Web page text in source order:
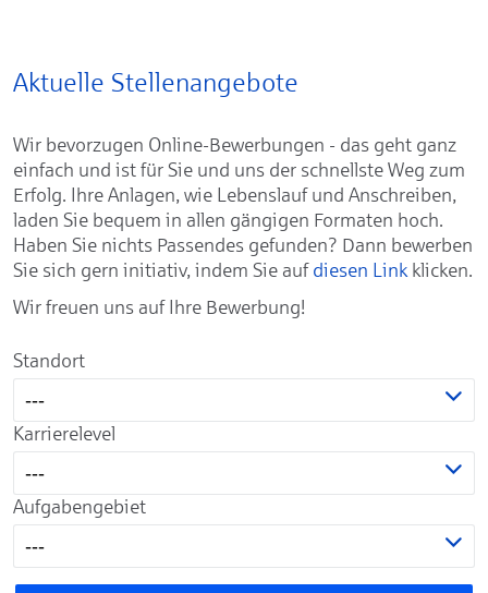
Aktuelle Stellenangebote
Wir bevorzugen Online-Bewerbungen - das geht ganz
einfach und ist für Sie und uns der schnellste Weg zum
Erfolg. Ihre Anlagen, wie Lebenslauf und Anschreiben,
laden Sie bequem in allen gängigen Formaten hoch.
Haben Sie nichts Passendes gefunden? Dann bewerben
Sie sich gern initiativ, indem Sie auf diesen Linkklicken.
Wir freuen uns auf Ihre Bewerbung!
Standort
---
Karrierelevel
---
Aufgabengebiet
---